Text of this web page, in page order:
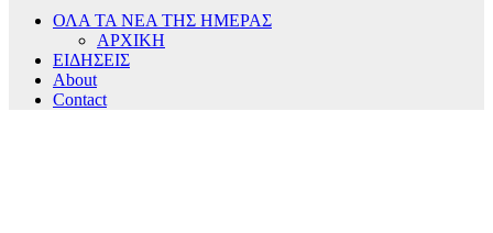
ΟΛΑ ΤΑ ΝΕΑ ΤΗΣ ΗΜΕΡΑΣ
ΑΡΧΙΚΗ
ΕΙΔΗΣΕΙΣ
About
Contact